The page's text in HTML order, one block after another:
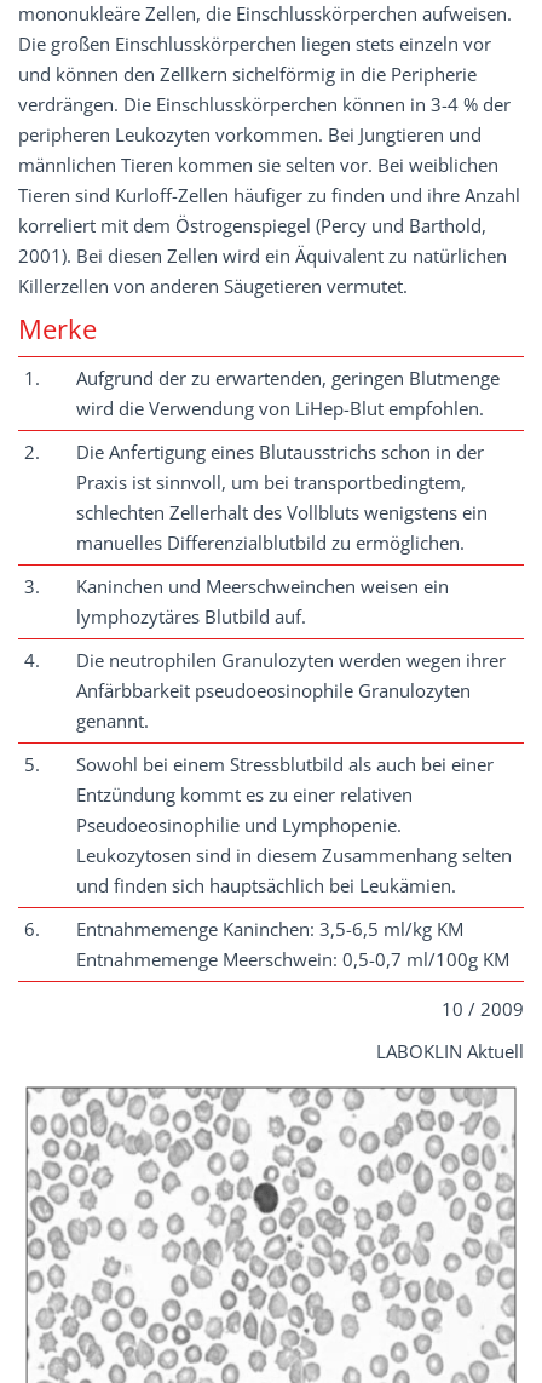
mononukleäre Zellen, die Einschlusskörperchen aufweisen.
Die großen Einschlusskörperchen liegen stets einzeln vor
und können den Zellkern sichelförmig in die Peripherie
verdrängen. Die Einschlusskörperchen können in 3-4 % der
peripheren Leukozyten vorkommen. Bei Jungtieren und
männlichen Tieren kommen sie selten vor. Bei weiblichen
Tieren sind Kurloff-Zellen häufiger zu finden und ihre Anzahl
korreliert mit dem Östrogenspiegel (Percy und Barthold,
2001). Bei diesen Zellen wird ein Äquivalent zu natürlichen
Killerzellen von anderen Säugetieren vermutet.
Merke
1.
Aufgrund der zu erwartenden, geringen Blutmenge
wird die Verwendung von LiHep-Blut empfohlen.
2.
Die Anfertigung eines Blutausstrichs schon in der
Praxis ist sinnvoll, um bei transportbedingtem,
schlechten Zellerhalt des Vollbluts wenigstens ein
manuelles Differenzialblutbild zu ermöglichen.
3.
Kaninchen und Meerschweinchen weisen ein
lymphozytäres Blutbild auf.
4.
Die neutrophilen Granulozyten werden wegen ihrer
Anfärbbarkeit pseudoeosinophile Granulozyten
genannt.
5.
Sowohl bei einem Stressblutbild als auch bei einer
Entzündung kommt es zu einer relativen
Pseudoeosinophilie und Lymphopenie.
Leukozytosen sind in diesem Zusammenhang selten
und finden sich hauptsächlich bei Leukämien.
6.
Entnahmemenge Kaninchen: 3,5-6,5 ml/kg KM
Entnahmemenge Meerschwein: 0,5-0,7 ml/100g KM
10 / 2009
LABOKLIN Aktuell